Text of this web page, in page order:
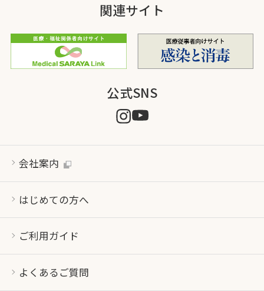
関連サイト
公式SNS
会社案内
はじめての方へ
ご利用ガイド
よくあるご質問